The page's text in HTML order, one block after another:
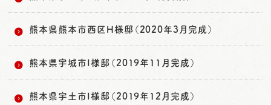
熊本県熊本市西区H様邸（2020年3月完成）
熊本県宇城市I様邸（2019年11月完成）
熊本県宇土市I様邸（2019年12月完成）